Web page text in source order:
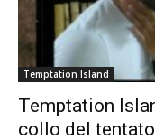
Temptation Island
Temptation
collo del